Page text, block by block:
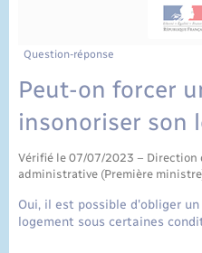
Question-réponse
Peut-on forcer
insonoriser son
Vérifié le 07/07/2023 –
administrative (Première
Oui, il est possible d'obliger
logement sous certaines